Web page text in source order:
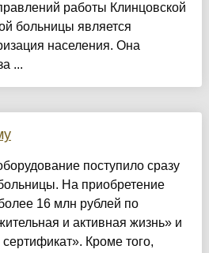
работы Клинцовской
больницы является
населения. Она
...
поступило сразу
На приобретение
16 млн рублей по
и активная жизнь» и
Кроме того,